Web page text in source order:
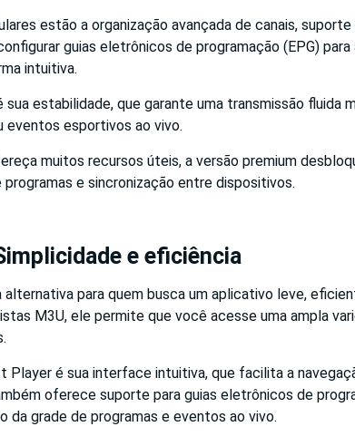
estão a organização avançada de canais,
guias eletrônicos de programação (EPG) para
intuitiva.
estabilidade, que garante uma transmissão fluida
eventos esportivos ao vivo.
muitos recursos úteis, a versão premium
e sincronização entre dispositivos.
e eficiência
para quem busca um aplicativo leve,
M3U, ele permite que você acesse uma ampla
Player é sua interface intuitiva, que facilita a
oferece suporte para guias eletrônicos de
da grade de programas e eventos ao vivo.